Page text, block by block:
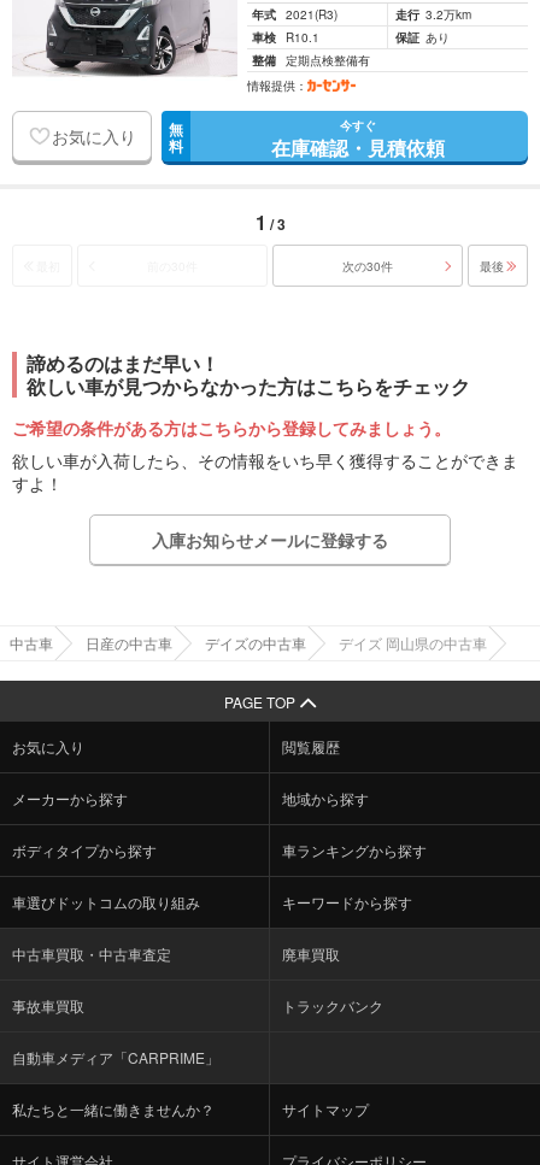
年式 2021(R3) 走行 3.2万km
車検
R10.1 保証 あり
整備 定期点検整備有
情報提供：
お気に入り 無
料
今すぐ
在庫確認・見積依頼
1 / 3
次の30件 最後
諦めるのはまだ早い！
欲しい車が見つからなかった方はこちらをチェック
ご希望の条件がある方はこちらから登録してみましょう。
欲しい車が入荷したら、その情報をいち早く獲得することができま
すよ！
入庫お知らせメールに登録する
中古車 日産の中古車 デイズの中古車 デイズ 岡山県の中古車
PAGE TOP
お気に入り 閲覧履歴
メーカーから探す 地域から探す
ボディタイプから探す 車ランキングから探す
車選びドットコムの取り組み キーワードから探す
中古車買取・中古車査定 廃車買取
事故車買取 トラックバンク
自動車メディア「CARPRIME」
私たちと一緒に働きませんか？ サイトマップ
サイト運営会社 プライバシーポリシー